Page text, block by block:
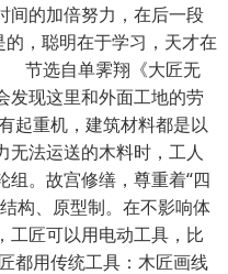
间的加倍努力，在后一段
，聪明在于学习，天才在
单霁翔《大匠无
发现这里和外面工地的劳
起重机，建筑材料都是以
无法运送的木料时，工人
。故宫修缮，尊重着“四
构、原型制。在不影响体
工匠可以用电动工具，比
都用传统工具：木匠画线